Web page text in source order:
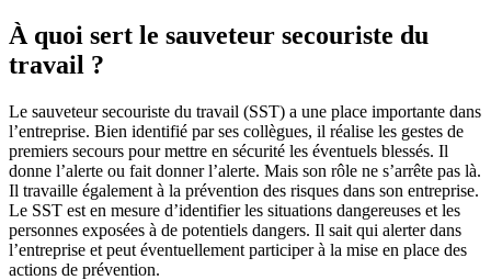
À quoi sert le sauveteur secouriste du
travail ?
Le sauveteur secouriste du travail (SST) a une place importante dans
l’entreprise. Bien identifié par ses collègues, il réalise les gestes de
premiers secours pour mettre en sécurité les éventuels blessés. Il
donne l’alerte ou fait donner l’alerte. Mais son rôle ne s’arrête pas là.
Il travaille également à la prévention des risques dans son entreprise.
Le SST est en mesure d’identifier les situations dangereuses et les
personnes exposées à de potentiels dangers. Il sait qui alerter dans
l’entreprise et peut éventuellement participer à la mise en place des
actions de prévention.